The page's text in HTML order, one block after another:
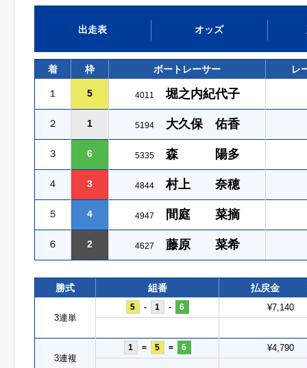
出走表 オッズ
着 枠 ボートレーサー レ
１ 5 4011 堀之内紀代子
２ 1 5194 大久保 佑香
３ 6 5335 森 陽多
４ 3 4844 村上 奈穂
５ 4 4947 間庭 菜摘
６ 2 4627 藤原 菜希
勝式 組番 払戻金
3連単
5 - 1 - 6 ¥7,140
3連複
1 = 5 = 6 ¥4,790